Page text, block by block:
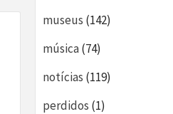
museus (142)
música(74)
notícias (119)
perdidos (1)